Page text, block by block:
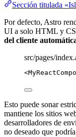
Sección titulada
Por defecto, Astro
UI a solo HTML y
del cliente
src/pages/
<
Esto puede sonar
mantiene los sitios
desarrolladores de
no deseado que